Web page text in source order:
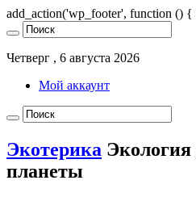
add_action('wp_footer', function () {
Четверг , 6 августа 2026
Мой аккаунт
Экотерика
планеты